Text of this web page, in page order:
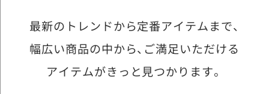
最新のトレンドから定番アイテムまで、
幅広い商品の中から、 ご満足いただける
アイテムがきっと見つかります。